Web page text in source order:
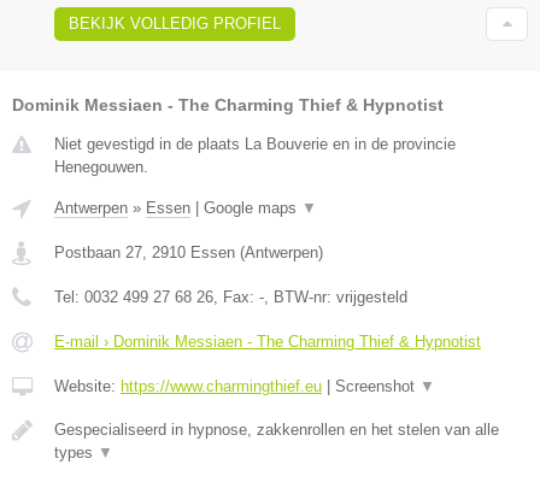
BEKIJK VOLLEDIG PROFIEL
Dominik Messiaen - The Charming Thief & Hypnotist
Niet gevestigd in de plaats La Bouverie en in de provincie
Henegouwen.
Antwerpen » Essen Google maps ▼
Postbaan 27 2910 Essen (Antwerpen)
Tel: 0032 499 27 68 26 , Fax: - , BTW-nr: vrijgesteld
E-mail › Dominik Messiaen - The Charming Thief & Hypnotist
Website: https://www.charmingthief.eu Screenshot ▼
Gespecialiseerd in hypnose, zakkenrollen en het stelen van alle
types ▼